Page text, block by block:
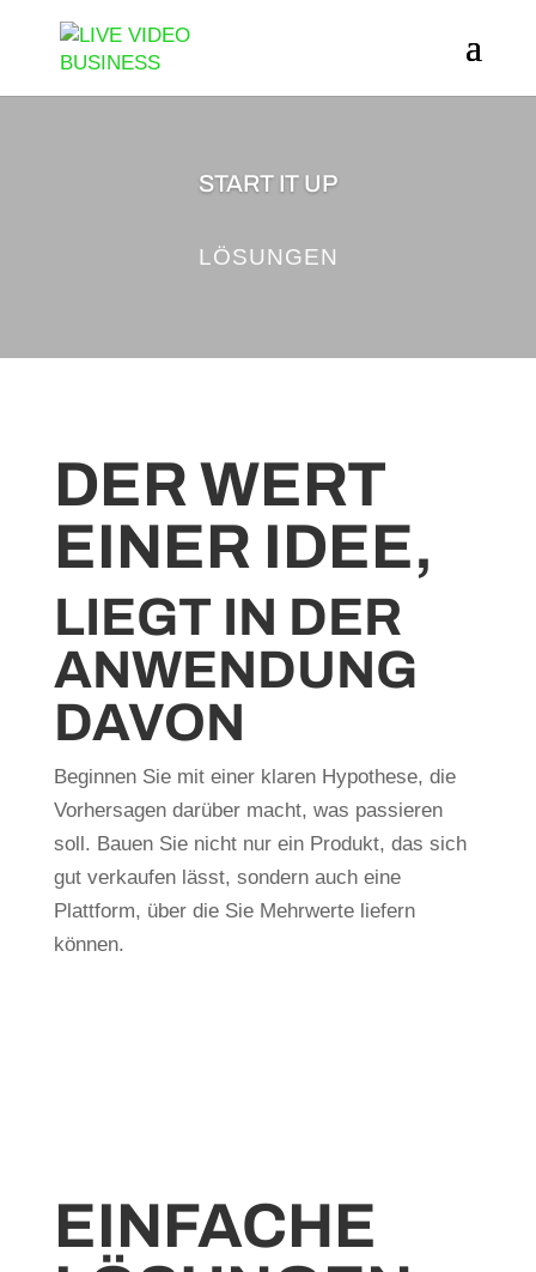
START IT UP
LÖSUNGEN
DER WERT
EINER IDEE,
LIEGT IN DER
ANWENDUNG
DAVON
Beginnen Sie mit einer klaren Hypothese, die
Vorhersagen darüber macht, was passieren
soll. Bauen Sie nicht nur ein Produkt, das sich
gut verkaufen lässt, sondern auch eine
Plattform, über die Sie Mehrwerte liefern
können.
EINFACHE